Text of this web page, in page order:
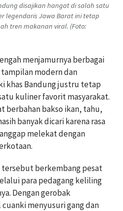
disajikan hangat di salah satu
legendaris Jawa Barat ini tetap
tren makanan viral. (Foto:
menjamurnya berbagai
modern dan
khas Bandung justru tetap
kuliner favorit masyarakat.
berbahan bakso ikan, tahu,
banyak dicari karena rasa
melekat dengan
tersebut berkembang pesat
para pedagang keliling
Dengan gerobak
menyusuri gang dan